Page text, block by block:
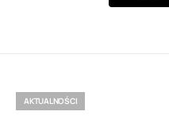
AKTUALNOŚCI